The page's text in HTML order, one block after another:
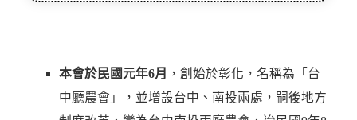
本會於民國元年6月 ，創始於彰化，名稱為「台
中廳農會」，並增設台中、南投兩處，嗣後地方